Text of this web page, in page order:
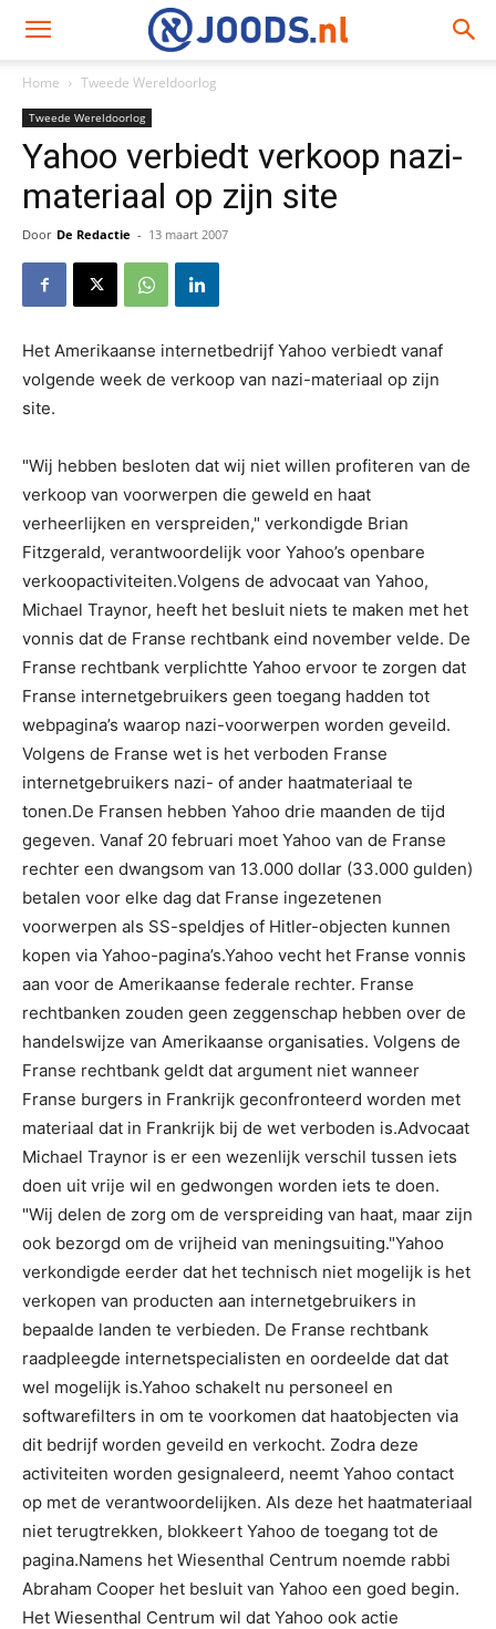
Home Tweede Wereldoorlog
Tweede Wereldoorlog
Yahoo verbiedt verkoop nazi-
materiaal op zijn site
Door De Redactie - 13 maart 2007
Het Amerikaanse internetbedrijf Yahoo verbiedt vanaf
volgende week de verkoop van nazi-materiaal op zijn
site.
"Wij hebben besloten dat wij niet willen profiteren van de
verkoop van voorwerpen die geweld en haat
verheerlijken en verspreiden," verkondigde Brian
Fitzgerald, verantwoordelijk voor Yahoo’s openbare
verkoopactiviteiten.Volgens de advocaat van Yahoo,
Michael Traynor, heeft het besluit niets te maken met het
vonnis dat de Franse rechtbank eind november velde. De
Franse rechtbank verplichtte Yahoo ervoor te zorgen dat
Franse internetgebruikers geen toegang hadden tot
webpagina’s waarop nazi-voorwerpen worden geveild.
Volgens de Franse wet is het verboden Franse
internetgebruikers nazi- of ander haatmateriaal te
tonen.De Fransen hebben Yahoo drie maanden de tijd
gegeven. Vanaf 20 februari moet Yahoo van de Franse
rechter een dwangsom van 13.000 dollar (33.000 gulden)
betalen voor elke dag dat Franse ingezetenen
voorwerpen als SS-speldjes of Hitler-objecten kunnen
kopen via Yahoo-pagina’s.Yahoo vecht het Franse vonnis
aan voor de Amerikaanse federale rechter. Franse
rechtbanken zouden geen zeggenschap hebben over de
handelswijze van Amerikaanse organisaties. Volgens de
Franse rechtbank geldt dat argument niet wanneer
Franse burgers in Frankrijk geconfronteerd worden met
materiaal dat in Frankrijk bij de wet verboden is.Advocaat
Michael Traynor is er een wezenlijk verschil tussen iets
doen uit vrije wil en gedwongen worden iets te doen.
"Wij delen de zorg om de verspreiding van haat, maar zijn
ook bezorgd om de vrijheid van meningsuiting."Yahoo
verkondigde eerder dat het technisch niet mogelijk is het
verkopen van producten aan internetgebruikers in
bepaalde landen te verbieden. De Franse rechtbank
raadpleegde internetspecialisten en oordeelde dat dat
wel mogelijk is.Yahoo schakelt nu personeel en
softwarefilters in om te voorkomen dat haatobjecten via
dit bedrijf worden geveild en verkocht. Zodra deze
activiteiten worden gesignaleerd, neemt Yahoo contact
op met de verantwoordelijken. Als deze het haatmateriaal
niet terugtrekken, blokkeert Yahoo de toegang tot de
pagina.Namens het Wiesenthal Centrum noemde rabbi
Abraham Cooper het besluit van Yahoo een goed begin.
Het Wiesenthal Centrum wil dat Yahoo ook actie